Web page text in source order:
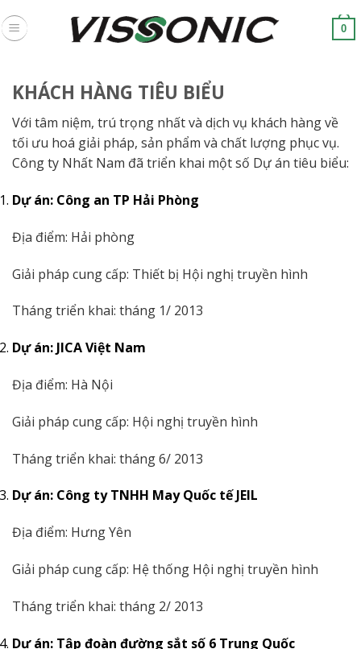
to
0
KHÁCH HÀNG TIÊU BIỂU
Với tâm niệm, trú trọng nhất và dịch vụ khách hàng về
tối ưu hoá giải pháp, sản phẩm và chất lượng phục vụ.
Công ty Nhất Nam đã triển khai một số Dự án tiêu biểu:
Dự án: Công an TP Hải Phòng
Địa điểm: Hải phòng
Giải pháp cung cấp: Thiết bị Hội nghị truyền hình
Tháng triển khai: tháng 1/ 2013
Dự án: JICA Việt Nam
Địa điểm: Hà Nội
Giải pháp cung cấp: Hội nghị truyền hình
Tháng triển khai: tháng 6/ 2013
Dự án: Công ty TNHH May Quốc tế JEIL
Địa điểm: Hưng Yên
Giải pháp cung cấp: Hệ thống Hội nghị truyền hình
Tháng triển khai: tháng 2/ 2013
Dự án: Tập đoàn đường sắt số 6 Trung Quốc